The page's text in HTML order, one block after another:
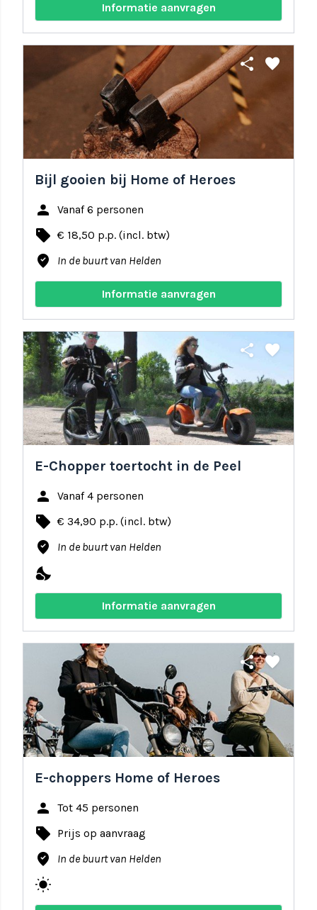
Informatie aanvragen
share favorite
Bijl gooien bij Home of Heroes
person Vanaf 6 personen
local_offer € 18,50 p.p. (incl. btw)
where_to_vote In de buurt van Helden
Informatie aanvragen
share favorite
E-Chopper toertocht in de Peel
person Vanaf 4 personen
local_offer € 34,90 p.p. (incl. btw)
where_to_vote In de buurt van Helden
nights_stay
Informatie aanvragen
share favorite
E-choppers Home of Heroes
person Tot 45 personen
local_offer Prijs op aanvraag
where_to_vote In de buurt van Helden
wb_sunny